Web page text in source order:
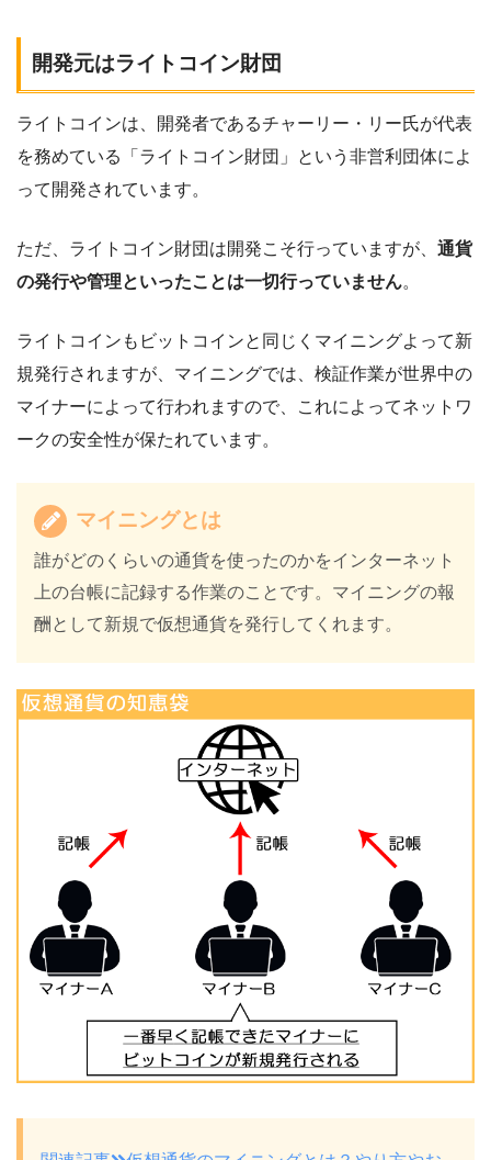
開発元はライトコイン財団
ライトコインは、開発者であるチャーリー・リー氏が代表
を務めている「ライトコイン財団」という非営利団体によ
って開発されています。
ただ、ライトコイン財団は開発こそ行っていますが、 通貨
の発行や管理といったことは一切行っていません。
ライトコインもビットコインと同じくマイニングよって新
規発行されますが、マイニングでは、検証作業が世界中の
マイナーによって行われますので、これによってネットワ
ークの安全性が保たれています。
マイニングとは
誰がどのくらいの通貨を使ったのかをインターネット
上の台帳に記録する作業のことです。マイニングの報
酬として新規で仮想通貨を発行してくれます。